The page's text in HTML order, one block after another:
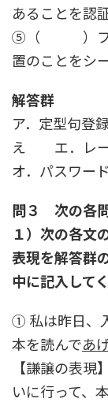
あることを認
⑤（ ）プリ
置のことをシ
解答群
ア．定型句
え エ．レー
オ．パスワード
問３ 次の各問
１）次の各文
表現を解答
中に記入して
① 私は昨日、
本を読んであ
【謙譲の表
いに行って